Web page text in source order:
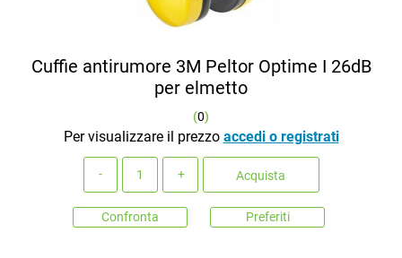
Cuffie antirumore 3M Peltor Optime I 26dB
per elmetto
(0)
Per visualizzare il prezzo accedi o registrati
Acquista
Confronta Preferiti